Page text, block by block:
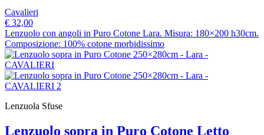
Cavalieri
€ 32,00
Lenzuolo con angoli in Puro Cotone Lara. Misura: 180×200 h30cm.
Composizione: 100% cotone morbidissimo
Lenzuola Sfuse
Lenzuolo sopra in Puro Cotone Letto